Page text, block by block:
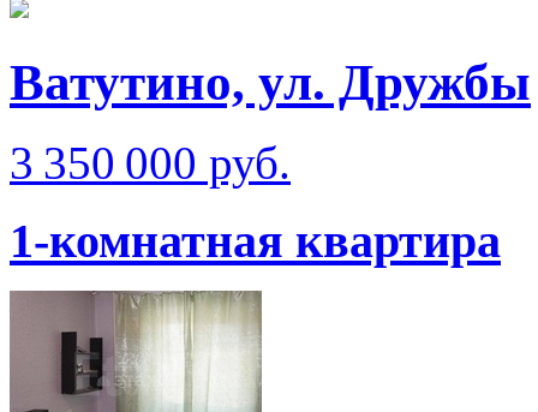
Ватутино, ул. Дружбы
3 350 000 руб.
1-комнатная квартира